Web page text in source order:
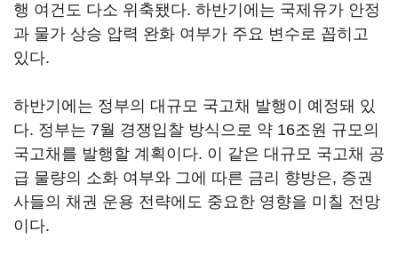
행 여건도 다소 위축됐다. 하반기에는 국제유가 안정
과 물가 상승 압력 완화 여부가 주요 변수로 꼽히고
있다.
하반기에는 정부의 대규모 국고채 발행이 예정돼 있
다. 정부는 7월 경쟁입찰 방식으로 약 16조원 규모의
국고채를 발행할 계획이다. 이 같은 대규모 국고채 공
급 물량의 소화 여부와 그에 따른 금리 향방은, 증권
사들의 채권 운용 전략에도 중요한 영향을 미칠 전망
이다.